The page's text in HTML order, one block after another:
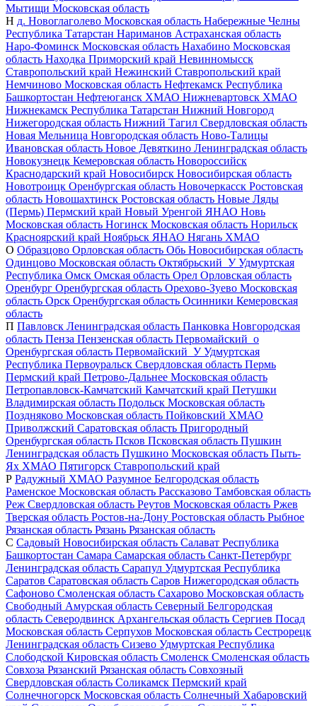
Мытищи Московская область
Н д. Новоглаголево Московская область Набережные Челны
Республика Татарстан Нариманов Астраханская область
Наро-Фоминск Московская область Нахабино Московская
область Находка Приморский край Невинномысск
Ставропольский край Нежинский Ставропольский край
Немчиново Московская область Нефтекамск Республика
Башкортостан Нефтеюганск ХМАО Нижневартовск ХМАО
Нижнекамск Республика Татарстан Нижний Новгород
Нижегородская область Нижний Тагил Свердловская область
Новая Мельница Новгородская область Ново-Талицы
Ивановская область Новое Девяткино Ленинградская область
Новокузнецк Кемеровская область Новороссийск
Краснодарский край Новосибирск Новосибирская область
Новотроицк Оренбургская область Новочеркасск Ростовская
область Новошахтинск Ростовская область Новые Ляды
(Пермь) Пермский край Новый Уренгой ЯНАО Новь
Московская область Ногинск Московская область Норильск
Красноярский край Ноябрьск ЯНАО Нягань ХМАО
О Образцово Орловская область Обь Новосибирская область
Одинцово Московская область Октябрьский_У Удмуртская
Республика Омск Омская область Орел Орловская область
Оренбург Оренбургская область Орехово-Зуево Московская
область Орск Оренбургская область Осинники Кемеровская
область
П Павловск Ленинградская область Панковка Новгородская
область Пенза Пензенская область Первомайский_о
Оренбургская область Первомайский_У Удмуртская
Республика Первоуральск Свердловская область Пермь
Пермский край Петрово-Дальнее Московская область
Петропавловск-Камчатский Камчатский край Петушки
Владимирская область Подольск Московская область
Поздняково Московская область Пойковский ХМАО
Приволжский Саратовская область Пригородный
Оренбургская область Псков Псковская область Пушкин
Ленинградская область Пушкино Московская область Пыть-
Ях ХМАО Пятигорск Ставропольский край
Р Радужный ХМАО Разумное Белгородская область
Раменское Московская область Рассказово Тамбовская область
Реж Свердловская область Реутов Московская область Ржев
Тверская область Ростов-на-Дону Ростовская область Рыбное
Рязанская область Рязань Рязанская область
С Садовый Новосибирская область Салават Республика
Башкортостан Самара Самарская область Санкт-Петербург
Ленинградская область Сарапул Удмуртская Республика
Саратов Саратовская область Саров Нижегородская область
Сафоново Смоленская область Сахарово Московская область
Свободный Амурская область Северный Белгородская
область Северодвинск Архангельская область Сергиев Посад
Московская область Серпухов Московская область Сестрорецк
Ленинградская область Сизево Удмуртская Республика
Слободской Кировская область Смоленск Смоленская область
Совхоза Рязанский Рязанская область Совхозный
Свердловская область Соликамск Пермский край
Солнечногорск Московская область Солнечный Хабаровский